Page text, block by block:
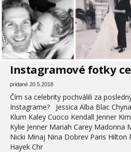
Instagramové fotky
pridané 20.5.2018
Čím sa celebrity pochválili za
Instagrame? Jessica Alba Blac
Klum Kaley Cuoco Kendall Jenner
Kylie Jenner Mariah Carey Madonna
Nicki Minaj Nina Dobrev Paris Hilton
Hayek Chr